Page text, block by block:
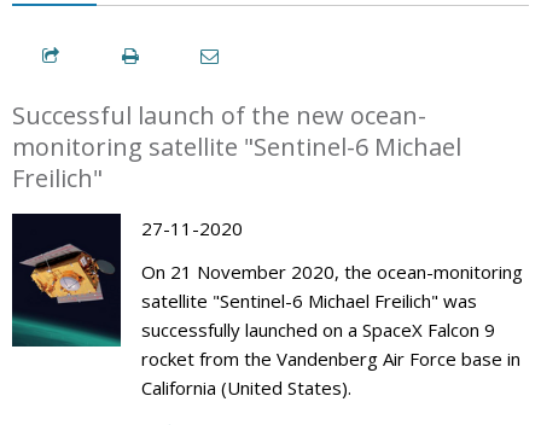
Successful launch of the new ocean-
monitoring satellite "Sentinel-6 Michael
Freilich"
27-11-2020
On 21 November 2020, the ocean-monitoring
satellite "Sentinel-6 Michael Freilich" was
successfully launched on a SpaceX Falcon 9
rocket from the Vandenberg Air Force base in
California (United States).